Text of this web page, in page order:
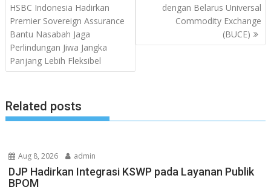
navigation
HSBC Indonesia Hadirkan
Premier Sovereign Assurance
Bantu Nasabah Jaga
Perlindungan Jiwa Jangka
Panjang Lebih Fleksibel
dengan Belarus Universal
Commodity Exchange
(BUCE)
Related posts
Aug 8, 2026 admin
DJP Hadirkan Integrasi KSWP pada Layanan Publik
BPOM